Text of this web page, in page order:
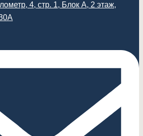
4, стр. 1, Блок А, 2 этаж,